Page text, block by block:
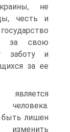
не
честь и
за свою
заботу и
за ее
лишен